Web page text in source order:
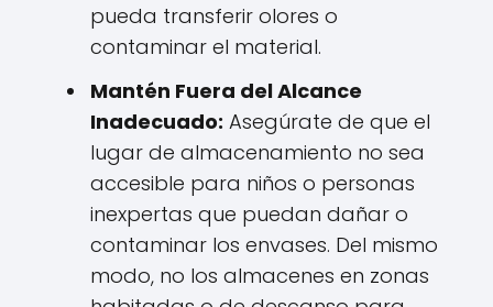
pueda transferir olores o
contaminar el material.
Mantén Fuera del Alcance
Inadecuado: Asegúrate de que el
lugar de almacenamiento no sea
accesible para niños o personas
inexpertas que puedan dañar o
contaminar los envases. Del mismo
modo, no los almacenes en zonas